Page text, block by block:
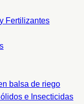
Fertilizantes
balsa de riego
e Insecticidas